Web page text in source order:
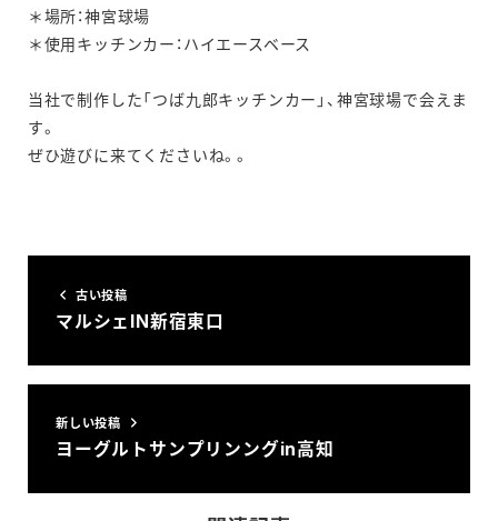
＊場所：神宮球場
＊使用キッチンカー：ハイエースベース
当社で制作した「つば九郎キッチンカー」、神宮球場で会えま
す。
ぜひ遊びに来てくださいね。。
古い投稿
マルシェIN新宿東口
新しい投稿
ヨーグルトサンプリンングin高知